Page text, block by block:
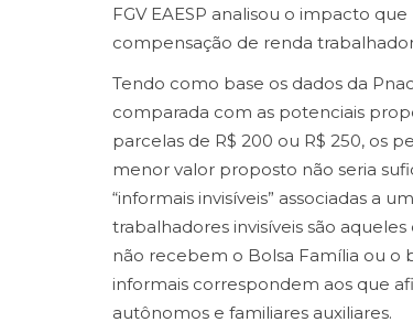
FGV EAESP analisou o impacto
compensação de renda
Tendo como base os dados da
comparada com as potenciais
parcelas de R$ 200 ou R$ 250, os
menor valor proposto não seria
“informais invisíveis” associadas a
trabalhadores invisíveis são
não recebem o Bolsa Família ou o
informais correspondem aos que
autônomos e familiares auxiliares.